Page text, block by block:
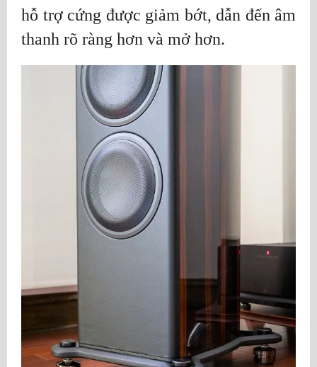
hỗ trợ cứng được giảm bớt, dẫn đến âm
thanh rõ ràng hơn và mở hơn.